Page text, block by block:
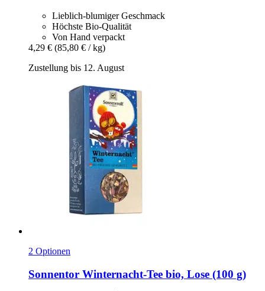
Lieblich-blumiger Geschmack
Höchste Bio-Qualität
Von Hand verpackt
4,29 € (85,80 € / kg)
Zustellung bis 12. August
2 Optionen
Sonnentor Winternacht-​Tee bio, Lose (100 g)